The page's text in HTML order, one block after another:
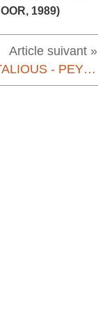
OOR, 1989)
Article suivant »
📚🎬 GRACE METALIOUS - PEYTON PLACE (1956)